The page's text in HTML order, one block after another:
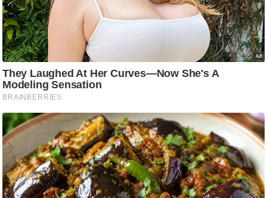
भू
मि
स्तं
भ
ए
म
.
आ
.
आ
ई